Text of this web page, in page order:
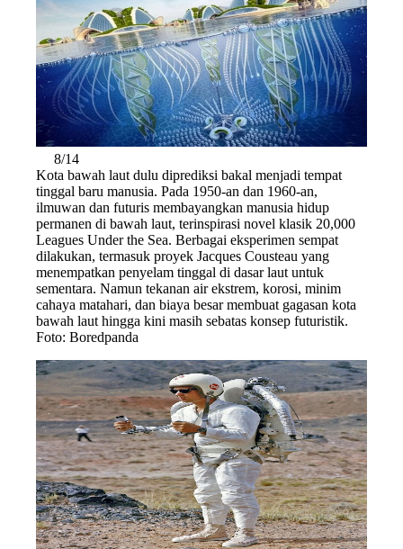
8/14
Kota bawah laut dulu diprediksi bakal menjadi tempat
tinggal baru manusia. Pada 1950-an dan 1960-an,
ilmuwan dan futuris membayangkan manusia hidup
permanen di bawah laut, terinspirasi novel klasik 20,000
Leagues Under the Sea. Berbagai eksperimen sempat
dilakukan, termasuk proyek Jacques Cousteau yang
menempatkan penyelam tinggal di dasar laut untuk
sementara. Namun tekanan air ekstrem, korosi, minim
cahaya matahari, dan biaya besar membuat gagasan kota
bawah laut hingga kini masih sebatas konsep futuristik.
Foto: Boredpanda